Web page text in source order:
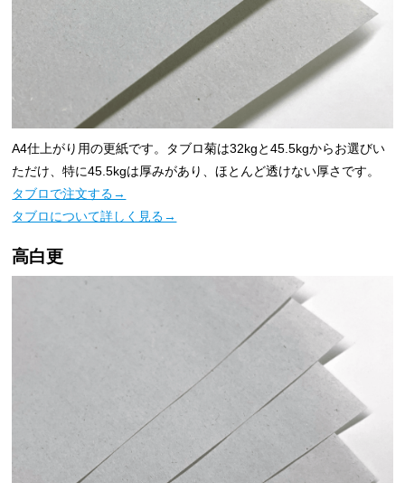
A4仕上がり用の更紙です。タブロ菊は32kgと45.5kgからお選びい
ただけ、特に45.5kgは厚みがあり、ほとんど透けない厚さです。
タブロで注文する→
タブロについて詳しく見る→
高白更